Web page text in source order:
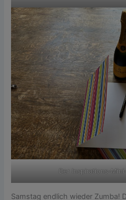
Der Inspirations-
Samstag endlich wieder Zumba!